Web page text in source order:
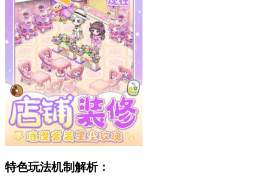
特色玩法机制解析：